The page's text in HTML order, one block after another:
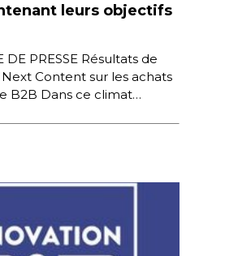
leurs objectifs
PRESSE Résultats de
Next Content sur les achats
B2B Dans ce climat